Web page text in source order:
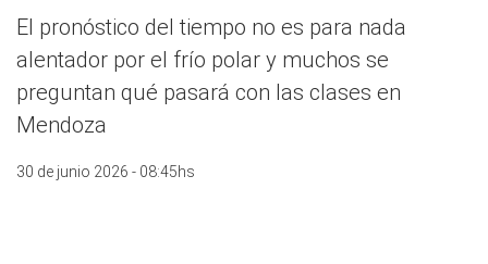
El pronóstico del tiempo no es para nada
alentador por el frío polar y muchos se
preguntan qué pasará con las clases en
Mendoza
30 de junio 2026 - 08:45hs